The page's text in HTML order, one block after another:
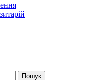
Пошук